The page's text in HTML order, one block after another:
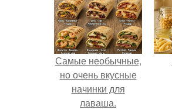
Самые необычные,
но очень вкусные
начинки для
лаваша.